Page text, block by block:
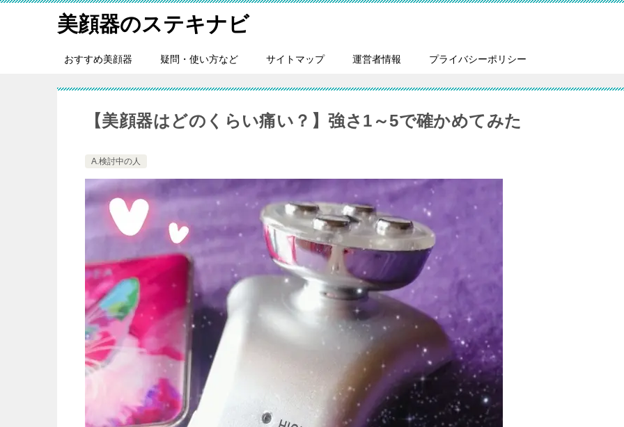
美顔器のステキナビ
おすすめ美顔器 疑問・使い方など サイトマップ 運営者情報 プライバシーポリシー
【美顔器はどのくらい痛い？】強さ1～5で確かめてみた
A.検討中の人